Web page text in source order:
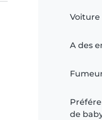
Voiture
A des
de